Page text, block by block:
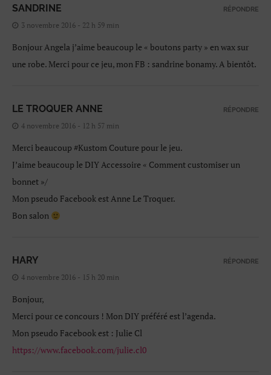
SANDRINE
3 novembre 2016 - 22 h 59 min
Bonjour Angela j’aime beaucoup le « boutons party » en wax sur
une robe. Merci pour ce jeu, mon FB : sandrine bonamy. A bientôt.
RÉPONDRE
LE TROQUER ANNE
4 novembre 2016 - 12 h 57 min
Merci beaucoup #Kustom Couture pour le jeu.
J’aime beaucoup le DIY Accessoire « Comment customiser un
bonnet »/
Mon pseudo Facebook est Anne Le Troquer.
Bon salon
RÉPONDRE
HARY
4 novembre 2016 - 15 h 20 min
Bonjour,
Merci pour ce concours ! Mon DIY préféré est l’agenda.
Mon pseudo Facebook est : Julie Cl
https://www.facebook.com/julie.cl0
RÉPONDRE